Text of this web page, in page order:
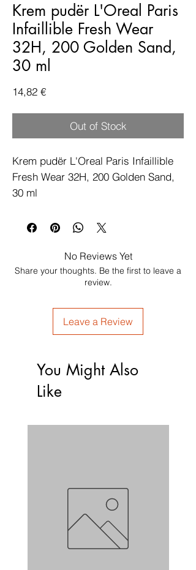
Krem pudër L'Oreal Paris
Infaillible Fresh Wear
32H, 200 Golden Sand,
30 ml
14,82 €Price
Out of Stock
Krem pudër L'Oreal Paris Infaillible
Fresh Wear 32H, 200 Golden Sand,
30 ml
No Reviews Yet
Share your thoughts. Be the first to leave a
review.
Leave a Review
You Might Also
Like